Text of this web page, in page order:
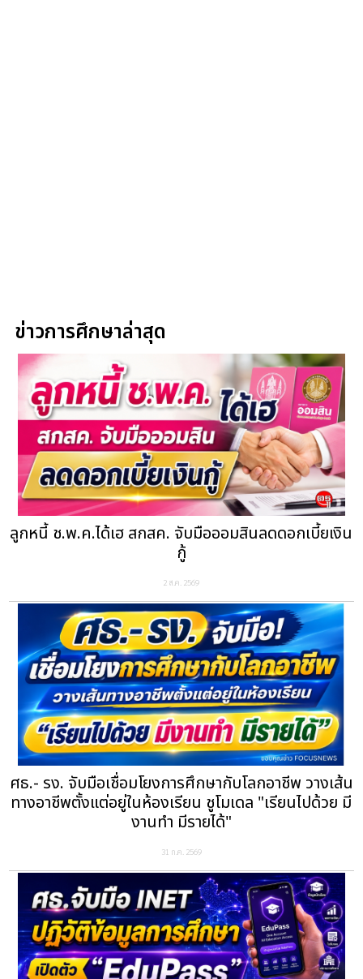
ข่าวการศึกษาล่าสุด
ลูกหนี้ ช.พ.ค.ได้เฮ สกสค. จับมือออมสินลดดอกเบี้ยเงิน
กู้
2 ส.ค. 2569
ศธ.- รง. จับมือเชื่อมโยงการศึกษากับโลกอาชีพ วางเส้น
ทางอาชีพตั้งแต่อยู่ในห้องเรียน ชูโมเดล "เรียนไปด้วย มี
งานทำ มีรายได้"
31 ก.ค. 2569